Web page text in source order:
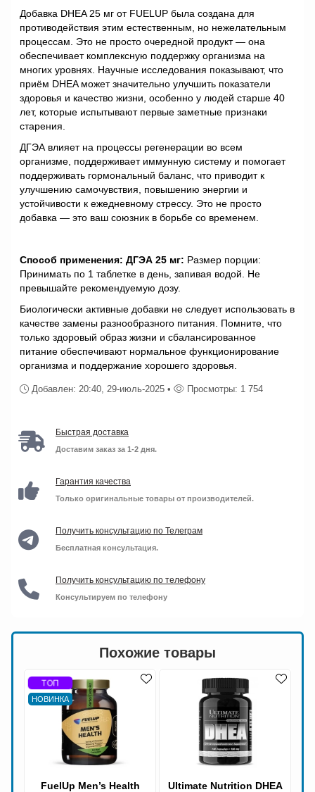
Добавка DHEA 25 мг от FUELUP была создана для
противодействия этим естественным, но нежелательным
процессам. Это не просто очередной продукт — она
обеспечивает комплексную поддержку организма на
многих уровнях. Научные исследования показывают, что
приём DHEA может значительно улучшить показатели
здоровья и качество жизни, особенно у людей старше 40
лет, которые испытывают первые заметные признаки
старения.
ДГЭА влияет на процессы регенерации во всем
организме, поддерживает иммунную систему и помогает
поддерживать гормональный баланс, что приводит к
улучшению самочувствия, повышению энергии и
устойчивости к ежедневному стрессу. Это не просто
добавка — это ваш союзник в борьбе со временем.
Способ применения: ДГЭА 25 мг: Размер порции:
Принимать по 1 таблетке в день, запивая водой. Не
превышайте рекомендуемую дозу.
Биологически активные добавки не следует использовать в
качестве замены разнообразного питания. Помните, что
только здоровый образ жизни и сбалансированное
питание обеспечивают нормальное функционирование
организма и поддержание хорошего здоровья.
Добавлен: 20:40, 29-июль-2025 • Просмотры: 1 754
Быстрая доставка
Доставим заказ за 1-2 дня.
Гарантия качества
Только оригинальные товары от производителей.
Получить консультацию по Телеграм
Бесплатная консультация.
Получить консультацию по телефону
Консультируем по телефону
Похожие товары
ТОП
НОВИНКА
FuelUp Men’s Health
Ultimate Nutrition DHEA